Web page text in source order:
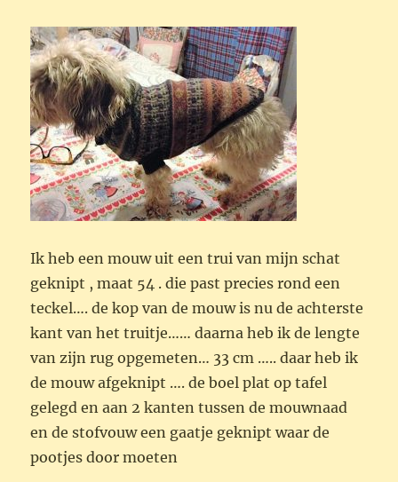
Ik heb een mouw uit een trui van mijn schat
geknipt , maat 54 . die past precies rond een
teckel…. de kop van de mouw is nu de achterste
kant van het truitje…… daarna heb ik de lengte
van zijn rug opgemeten… 33 cm ….. daar heb ik
de mouw afgeknipt …. de boel plat op tafel
gelegd en aan 2 kanten tussen de mouwnaad
en de stofvouw een gaatje geknipt waar de
pootjes door moeten